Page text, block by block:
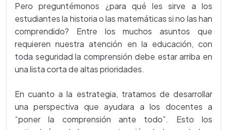
Pero preguntémonos ¿para qué les sirve a los
estudiantes la historia o las matemáticas si no las han
comprendido? Entre los muchos asuntos que
requieren nuestra atención en la educación, con
toda seguridad la comprensión debe estar arriba en
una lista corta de altas prioridades.
En cuanto a la estrategia, tratamos de desarrollar
una perspectiva que ayudara a los docentes a
“poner la comprensión ante todo”. Esto los